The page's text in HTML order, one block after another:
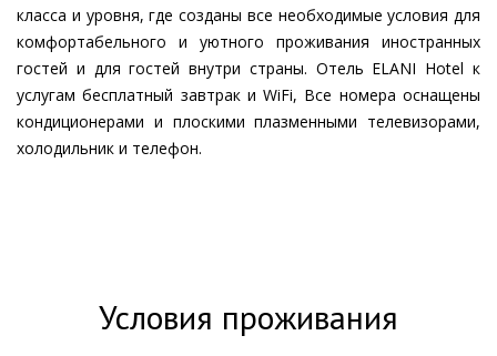
класса и уровня, где созданы все необходимые условия для
комфортабельного и уютного проживания иностранных
гостей и для гостей внутри страны. Отель ELANI Hotel к
услугам бесплатный завтрак и WiFi, Все номера оснащены
кондиционерами и плоскими плазменными телевизорами,
холодильник и телефон.
Условия проживания